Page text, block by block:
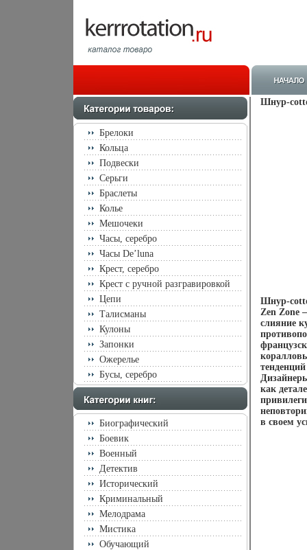
Брелоки
Кольца
Подвески
Серьги
Браслеты
Колье
Мешочеки
Часы, серебро
Часы De’luna
Крест, серебро
Крест с ручной разгравировкой
Цепи
Талисманы
Кулоны
Запонки
Ожерелье
Бусы, серебро
Биографический
Боевик
Военный
Детектив
Исторический
Криминальный
Мелодрама
Мистика
Обучающий
Шнур-
Шнур-
Zen Zone
слияние
как
в своем